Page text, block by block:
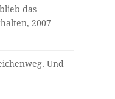
das
2007…
Und